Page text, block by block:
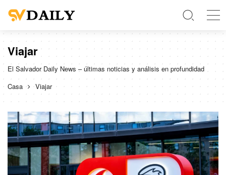
Viajar
El Salvador Daily News – últimas noticias y análisis en profundidad
Casa
Viajar